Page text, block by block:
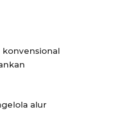
konvensional
alur